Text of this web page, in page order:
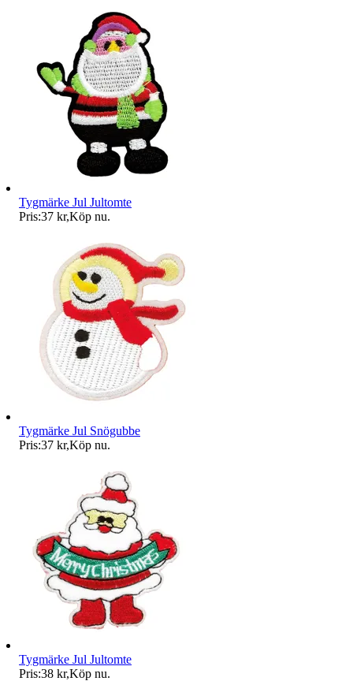
Tygmärke Jul Jultomte
Pris:37 kr,Köp nu.
Tygmärke Jul Snögubbe
Pris:37 kr,Köp nu.
Tygmärke Jul Jultomte
Pris:38 kr,Köp nu.